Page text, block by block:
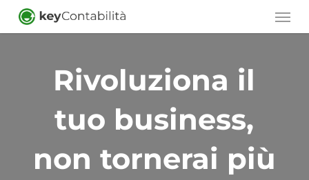
Skip
to
Rivoluziona il
tuo business,
non tornerai più